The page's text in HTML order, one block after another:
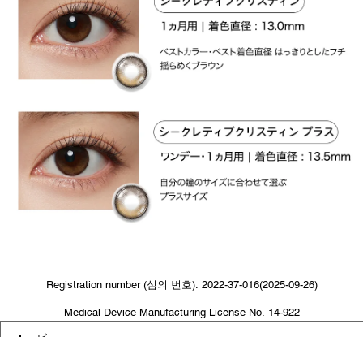
Registration number (심의 번호): 2022-37-016(2025-09-26)
Medical Device Manufacturing License No. 14-922